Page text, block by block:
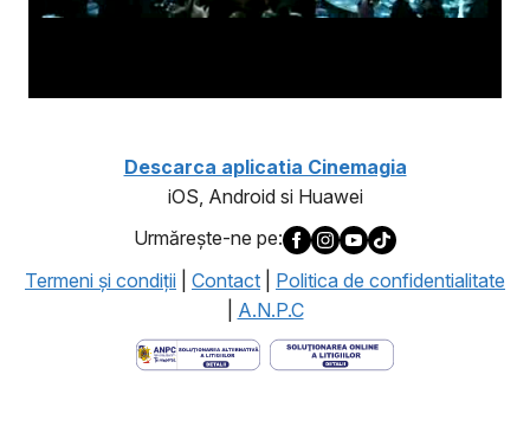
Descarca aplicatia Cinemagia
iOS, Android si Huawei
Urmăreşte-ne pe:
Termeni şi condiţii
Contact
Politica de confidentialitate
A.N.P.C